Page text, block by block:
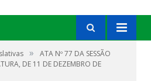
»
ATA Nº 77 DA SESSÃO
DE 11 DE DEZEMBRO DE